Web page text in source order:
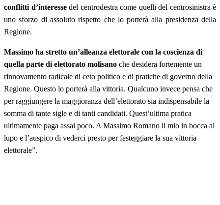
conflitti d’interessedel centrodestra come quelli del centrosinistra è
uno sforzo di assoluto rispetto che lo porterà alla presidenza della
Regione.
Massimo ha stretto un’alleanza elettorale con la coscienza di
quella parte di elettorato molisano che desidera fortemente un
rinnovamento radicale di ceto politico e di pratiche di governo della
Regione. Questo lo porterà alla vittoria. Qualcuno invece pensa che
per raggiungere la maggioranza dell’elettorato sia indispensabile la
somma di tante sigle e di tanti candidati. Quest’ultima pratica
ultimamente paga assai poco. A Massimo Romano il mio in bocca al
lupo e l’auspico di vederci presto per festeggiare la sua vittoria
elettorale”.